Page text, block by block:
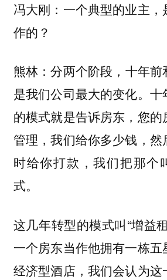
冯大刚：一个典型的业主
作的？
熊林：分两个阶段，十年
是我们公司最大的变化。
的模式就是告诉房东，您
管理，我们给你多少钱，
时给你打款，我们把那个
式。
这几年转型的模式叫“增益
一个房东当作他拥有一栋
经济型酒店，我们会认为这